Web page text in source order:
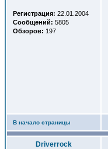
Регистрация: 22.01.2004
Сообщений: 5805
Обзоров: 197
В начало страницы
Driverrock